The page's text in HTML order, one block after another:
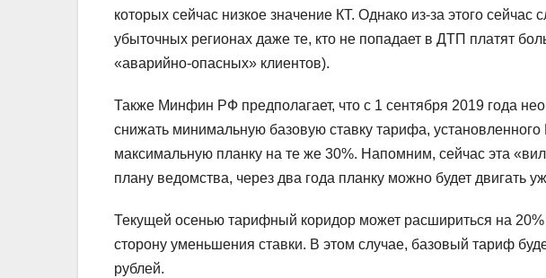
которых сейчас низкое значение КТ. Однако из-за этого сейчас
убыточных регионах даже те, кто не попадает в ДТП платят
«аварийно-опасных» клиентов).
Также Минфин РФ предполагает, что с 1 сентября 2019 года
снижать минимальную базовую ставку тарифа,
максимальную планку на те же 30%. Напомним, сейчас эта
плану ведомства, через два года планку можно будет двигать
Текущей осенью тарифный коридор может расшириться на 20%
сторону уменьшения ставки. В этом случае, базовый тариф
рублей.